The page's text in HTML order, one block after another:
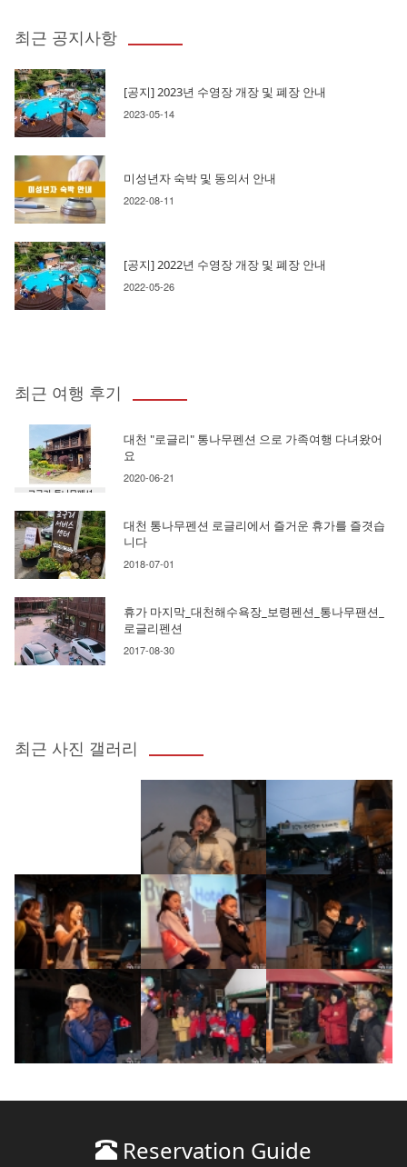
최근 공지사항
[공지] 2023년 수영장 개장 및 폐장 안내
2023-05-14
미성년자 숙박 및 동의서 안내
2022-08-11
[공지] 2022년 수영장 개장 및 폐장 안내
2022-05-26
최근 여행 후기
대천 "로글리" 통나무펜션 으로 가족여행 다녀왔어
요
2020-06-21
대천 통나무펜션 로글리에서 즐거운 휴가를 즐겻습
니다
2018-07-01
휴가 마지막_대천해수욕장_보령펜션_통나무팬션_
로글리펜션
2017-08-30
최근 사진 갤러리
Reservation Guide